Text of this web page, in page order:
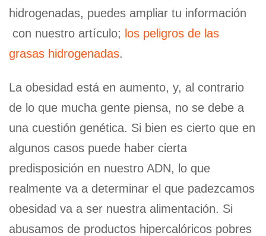
hidrogenadas, puedes ampliar tu información
con nuestro artículo; los peligros de las
grasas hidrogenadas.
La obesidad está en aumento, y, al contrario
de lo que mucha gente piensa, no se debe a
una cuestión genética. Si bien es cierto que en
algunos casos puede haber cierta
predisposición en nuestro ADN, lo que
realmente va a determinar el que padezcamos
obesidad va a ser nuestra alimentación. Si
abusamos de productos hipercalóricos pobres